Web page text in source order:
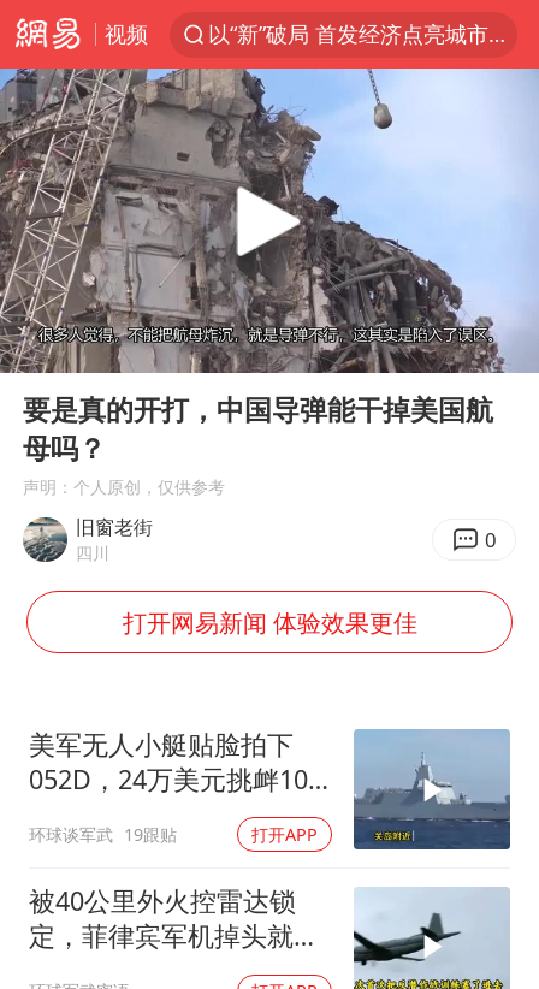
视频
以“新”破局 首发经济点亮城市消费活力
陈熠被张本美和连扳三局逆转
看守所辅警收受10万获刑1年
宇树科技发行价格150.80元/股
U17国足1分钟轰2球
法国将禁止“未经同意的电话营销”
吉林一“温度计大楼”读数爆表
五粮液渠道价一箱上涨近百元
CIA被曝已秘密设立古巴工作组
我国编制完成新版全月地质图
郑国霖回应去景区上班被保安拦下
深圳地面沉降致车辆损坏系谣言
首次证实！“胶球”存在
奋进开新局 实干挑大梁
Play
00:00 03:41
要是真的开打，中国导弹能干掉美国航
母吗？
声明：个人原创，仅供参考
旧窗老街
四川 0
打开网易新闻 体验效果更佳
美军无人小艇贴脸拍下
052D，24万美元挑衅10
亿美元大驱，这是要搞新
战法？
环球谈军武 19跟贴 打开APP
被40公里外火控雷达锁
定，菲律宾军机掉头就
跑，欧盟1500万也救不了